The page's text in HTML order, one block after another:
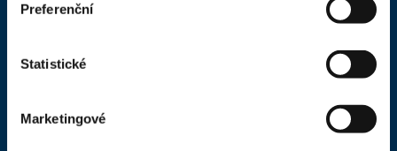
Preferenční
Statistické
Marketingové
Kontaktní informace
Kaňkův palác